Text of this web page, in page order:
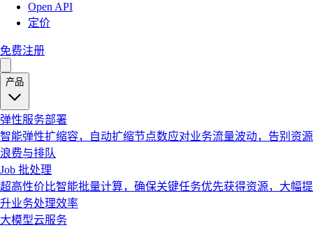
Open API
定价
免费注册
产品
弹性服务部署
智能弹性扩缩容，自动扩缩节点数应对业务流量波动，告别资源
浪费与排队
Job 批处理
超高性价比智能批量计算，确保关键任务优先获得资源，大幅提
升业务处理效率
大模型云服务